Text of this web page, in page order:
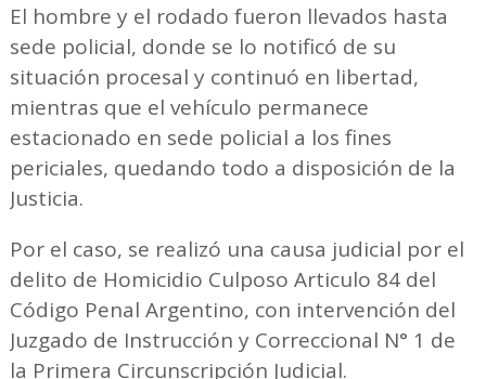
El hombre y el rodado fueron llevados hasta
sede policial, donde se lo notificó de su
situación procesal y continuó en libertad,
mientras que el vehículo permanece
estacionado en sede policial a los fines
periciales, quedando todo a disposición de la
Justicia.
Por el caso, se realizó una causa judicial por el
delito de Homicidio Culposo Articulo 84 del
Código Penal Argentino, con intervención del
Juzgado de Instrucción y Correccional N° 1 de
la Primera Circunscripción Judicial.